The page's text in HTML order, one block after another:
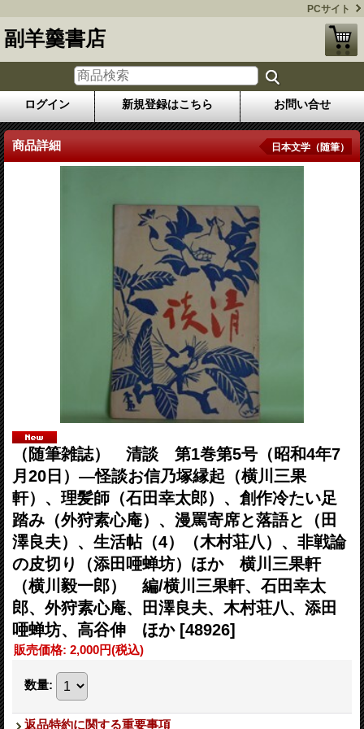
PCサイト
副羊羹書店
ログイン 新規登録はこちら お問い合せ
商品詳細 日本文学（随筆）
（随筆雑誌） 清談 第1巻第5号（昭和4年7
月20日）―怪談お信乃塚縁起（横川三果
軒）、理髪師（石田幸太郎）、創作冷たい足
踏み（外狩素心庵）、漫罵寄席と落語と（田
澤良夫）、生活帖（4）（木村荘八）、非戦論
の皮切り（添田唖蝉坊）ほか 横川三果軒
（横川毅一郎） 編/横川三果軒、石田幸太
郎、外狩素心庵、田澤良夫、木村荘八、添田
唖蝉坊、高谷伸 ほか [48926]
販売価格: 2,000円(税込)
数量:
返品特約に関する重要事項